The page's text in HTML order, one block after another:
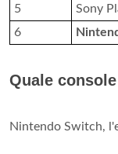
5
Sony
6
Quale
Nintendo Switch,